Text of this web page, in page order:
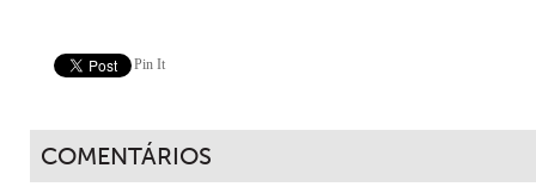
Pin It
COMENTÁRIOS